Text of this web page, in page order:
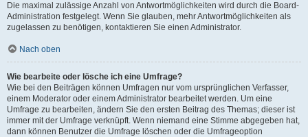
Die maximal zulässige Anzahl von Antwortmöglichkeiten wird durch die Board-
Administration festgelegt. Wenn Sie glauben, mehr Antwortmöglichkeiten als
zugelassen zu benötigen, kontaktieren Sie einen Administrator.
Nach oben
Wie bearbeite oder lösche ich eine Umfrage?
Wie bei den Beiträgen können Umfragen nur vom ursprünglichen Verfasser,
einem Moderator oder einem Administrator bearbeitet werden. Um eine
Umfrage zu bearbeiten, ändern Sie den ersten Beitrag des Themas; dieser ist
immer mit der Umfrage verknüpft. Wenn niemand eine Stimme abgegeben hat,
dann können Benutzer die Umfrage löschen oder die Umfrageoption